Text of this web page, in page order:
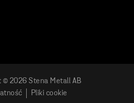
© 2026 Stena Metall AB
Pliki cookie